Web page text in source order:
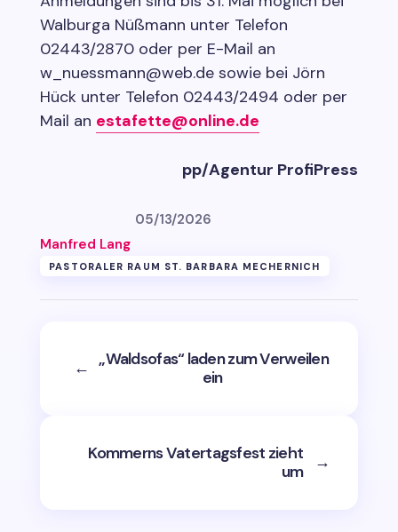
Walburga Nüßmann unter Telefon
02443/2870 oder per E-Mail an
w_nuessmann@web.de sowie bei Jörn
Hück unter Telefon 02443/2494 oder per
Mail an estafette@online.de
pp/Agentur ProfiPress
Manfred Lang
05/13/2026
PASTORALER RAUM ST. BARBARA MECHERNICH
← „Waldsofas“ laden zum Verweilen
ein
Kommerns Vatertagsfest zieht
um
→